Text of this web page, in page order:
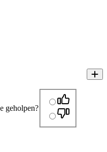
geholpen?